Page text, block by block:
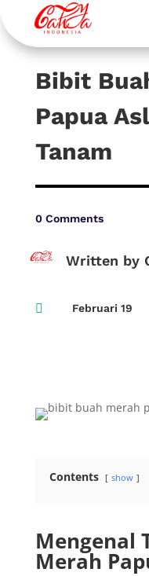
Bibit
Papua
Tanam
0 Comments
Written by
 Februari 19
Contents show
Mengenal
Merah